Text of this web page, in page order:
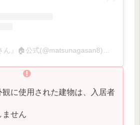
『リビングの松永さん』🏠公式(@matsunagasan8)がシェアした投稿
観に使用された建物は、入居者
ません